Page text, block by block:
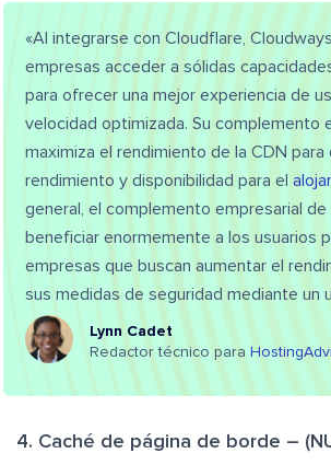
«Al integrarse con Cloudflare,
empresas acceder a sólidas
para ofrecer una mejor experiencia de
velocidad optimizada. Su complemento
maximiza el rendimiento de la CDN
rendimiento y disponibilidad para el
general, el complemento empresarial
beneficiar enormemente a los usuarios
empresas que buscan aumentar el
sus medidas de seguridad mediante un
Lynn Cadet
Redactor técnico para
4. Caché de página de borde –